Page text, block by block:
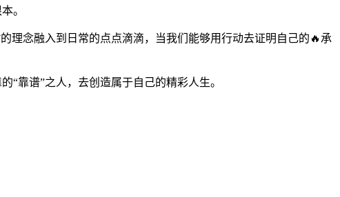
。
理念融入到日常的点点滴滴，当我们能够用行动去证明自己的🔥承
“靠谱”之人，去创造属于自己的精彩人生。